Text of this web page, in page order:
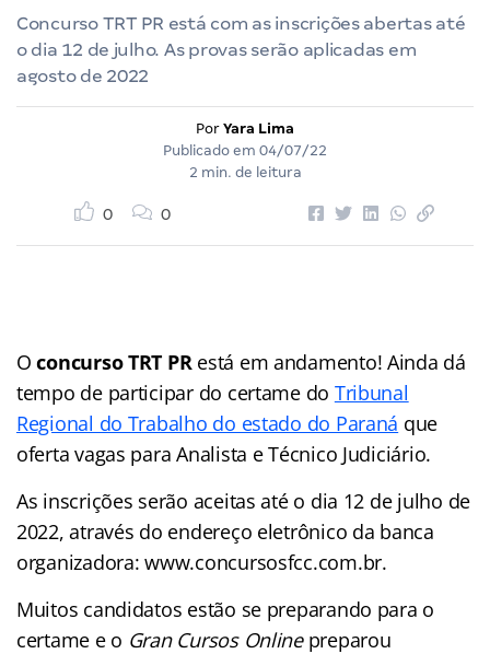
Concurso TRT PR está com as inscrições abertas até
o dia 12 de julho. As provas serão aplicadas em
agosto de 2022
Por Yara Lima
Publicado em 04/07/22
2 min. de leitura
0 0
Oconcurso TRT PRestá em andamento! Ainda dá
tempo de participar do certame do Tribunal
Regional do Trabalho do estado do Paraná que
oferta vagas para Analista e Técnico Judiciário.
As inscrições serão aceitas até o dia 12 de julho de
2022, através do endereço eletrônico da banca
organizadora: www.concursosfcc.com.br.
Muitos candidatos estão se preparando para o
certame e o Gran Cursos Onlinepreparou